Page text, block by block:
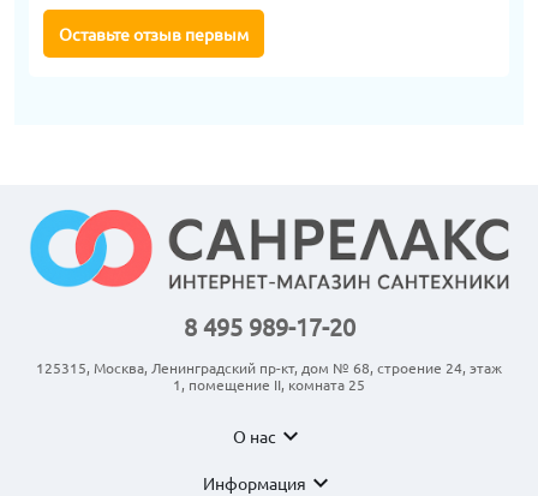
Оставьте отзыв первым
8 495 989-17-20
125315, Москва, Ленинградский пр-кт, дом № 68, строение 24, этаж
1, помещение II, комната 25
О нас expand_more
Информация expand_more